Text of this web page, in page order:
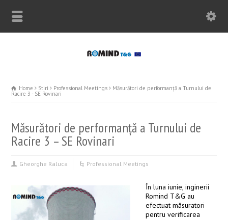
Home Stiri Professional Meetings Măsurători de performanță a Turnului de
Racire 3 - SE Rovinari
Măsurători de performanță a Turnului de
Racire 3 – SE Rovinari
Gheorghe Raluca Professional Meetings
În luna iunie, inginerii
Romind T&G au
efectuat măsuratori
pentru verificarea